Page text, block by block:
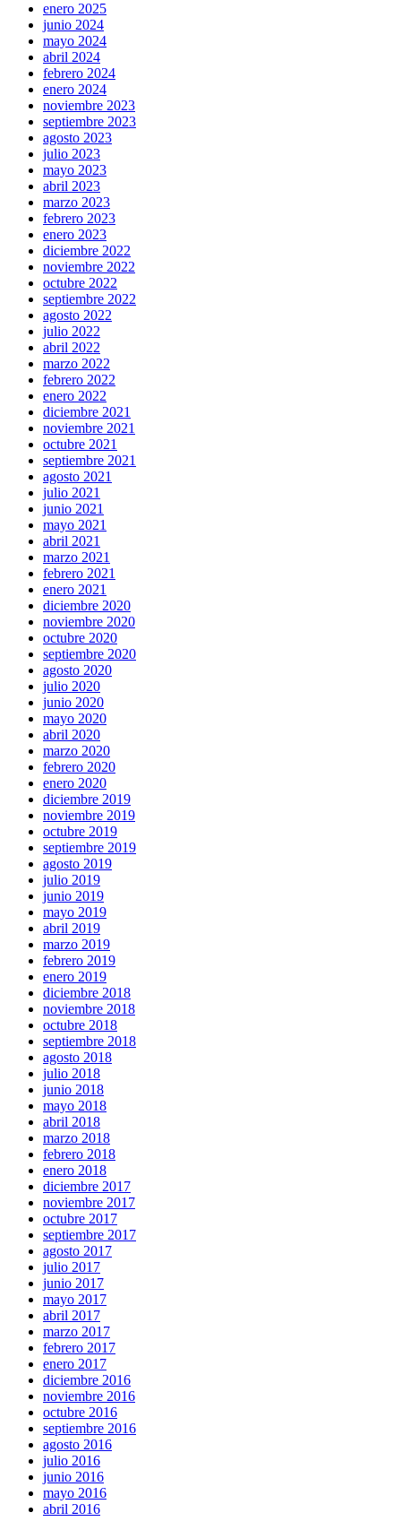
enero 2025
junio 2024
mayo 2024
abril 2024
febrero 2024
enero 2024
noviembre 2023
septiembre 2023
agosto 2023
julio 2023
mayo 2023
abril 2023
marzo 2023
febrero 2023
enero 2023
diciembre 2022
noviembre 2022
octubre 2022
septiembre 2022
agosto 2022
julio 2022
abril 2022
marzo 2022
febrero 2022
enero 2022
diciembre 2021
noviembre 2021
octubre 2021
septiembre 2021
agosto 2021
julio 2021
junio 2021
mayo 2021
abril 2021
marzo 2021
febrero 2021
enero 2021
diciembre 2020
noviembre 2020
octubre 2020
septiembre 2020
agosto 2020
julio 2020
junio 2020
mayo 2020
abril 2020
marzo 2020
febrero 2020
enero 2020
diciembre 2019
noviembre 2019
octubre 2019
septiembre 2019
agosto 2019
julio 2019
junio 2019
mayo 2019
abril 2019
marzo 2019
febrero 2019
enero 2019
diciembre 2018
noviembre 2018
octubre 2018
septiembre 2018
agosto 2018
julio 2018
junio 2018
mayo 2018
abril 2018
marzo 2018
febrero 2018
enero 2018
diciembre 2017
noviembre 2017
octubre 2017
septiembre 2017
agosto 2017
julio 2017
junio 2017
mayo 2017
abril 2017
marzo 2017
febrero 2017
enero 2017
diciembre 2016
noviembre 2016
octubre 2016
septiembre 2016
agosto 2016
julio 2016
junio 2016
mayo 2016
abril 2016